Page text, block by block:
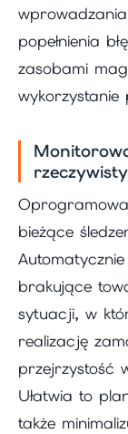
popełnienia
zasobami
wykorzystanie
bieżące
brakujące
sytuacji, w
realizację
przejrzystość
Ułatwia to
także